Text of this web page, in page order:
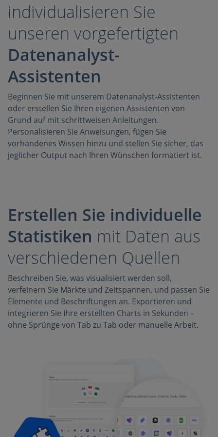
individualisieren Sie
unseren vorgefertigten
Datenanalyst-
Assistenten
Beginnen Sie mit unserem Datenanalyst-Assistenten
oder erstellen Sie Ihren eigenen Assistenten von
Grund auf mit schrittweisen Anleitungen.
Personalisieren Sie Anweisungen, fügen Sie
vorhandenes Wissen hinzu und stellen Sie sicher, das
jeglicher Output nach Ihren Wünschen formatiert ist.
Erstellen Sie individuelle
Statistiken mit Daten aus
verschiedenen Quellen
Beschreiben Sie, was visualisiert werden soll,
verfeinern Sie Märkte und Zeitspannen, und passen Sie
Elemente und Beschriftungen an. Exportieren und
integrieren Sie Ihre erstellten Charts in Sekunden –
ohne Sprünge von Tab zu Tab oder manuelle Arbeit.